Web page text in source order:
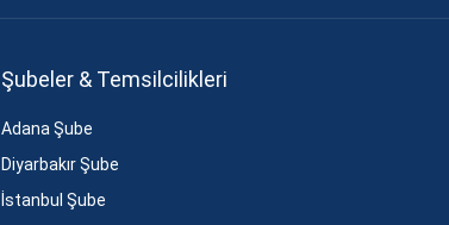
Şubeler & Temsilcilikleri
Adana Şube
Diyarbakır Şube
İstanbul Şube